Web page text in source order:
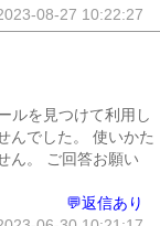
08-27 10:22:27
ルを見つけて利用し
んでした。 使いかた
ん。 ご回答お願い
💬返信あり